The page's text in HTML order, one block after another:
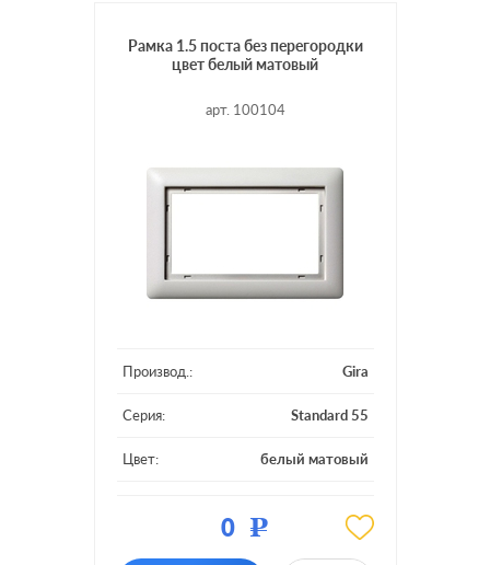
Рамка 1.5 поста без перегородки
цвет белый матовый
арт. 100104
Производ.: Gira
Серия: Standard 55
Цвет: белый матовый
постов:
1.5 поста без
перегородки
0 Р